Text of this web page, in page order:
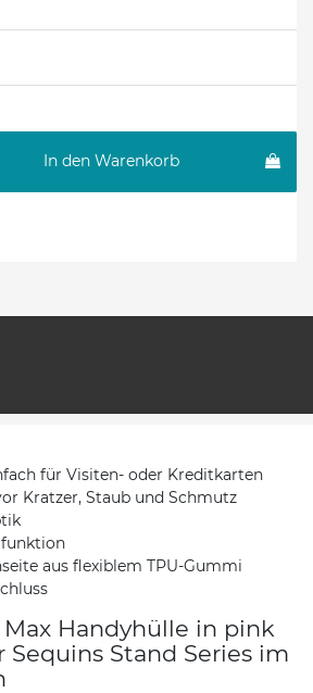
In den Warenkorb
für Visiten- oder Kreditkarten
Kratzer, Staub und Schmutz
aus flexiblem TPU-Gummi
Max Handyhülle in pink
Sequins Stand Series im